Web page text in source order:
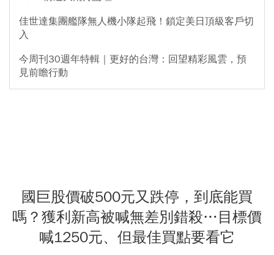
佳世達集團艦隊無人機小隊起飛！鎖定美日頂級客戶切
入
今周刊30週年特輯｜更好的台灣：回望精彩風雲，預
見前瞻行動
國巨股價破500元又跌停，到底能買
嗎？獲利新高被喊無差別錯殺…目標價
喊1250元、但最佳買點要看它